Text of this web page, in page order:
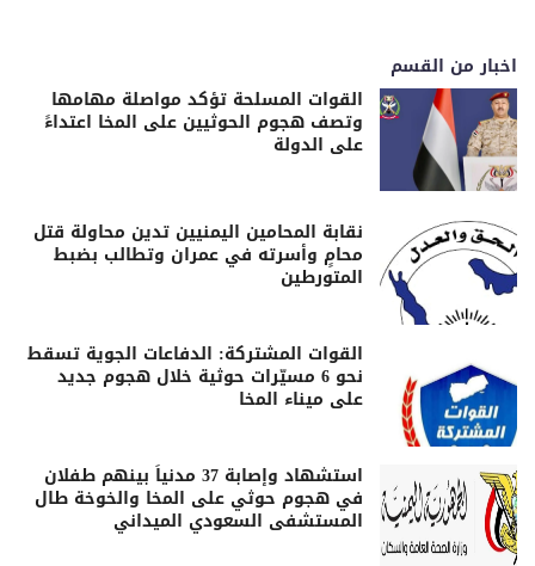
اخبار من القسم
القوات المسلحة تؤكد مواصلة مهامها
وتصف هجوم الحوثيين على المخا اعتداءً
على الدولة
نقابة المحامين اليمنيين تدين محاولة قتل
محامٍ وأسرته في عمران وتطالب بضبط
المتورطين
القوات المشتركة: الدفاعات الجوية تسقط
نحو 6 مسيّرات حوثية خلال هجوم جديد
على ميناء المخا
استشهاد وإصابة 37 مدنياً بينهم طفلان
في هجوم حوثي على المخا والخوخة طال
المستشفى السعودي الميداني